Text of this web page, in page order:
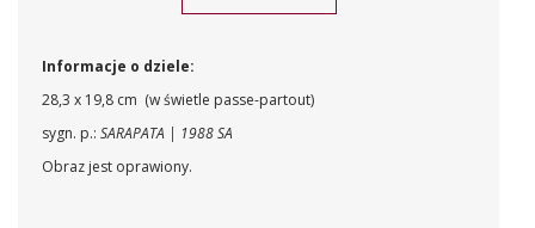
Informacje o dziele:
28,3 x 19,8 cm (w świetle passe-partout)
sygn. p.: SARAPATA | 1988 SA
Obraz jest oprawiony.